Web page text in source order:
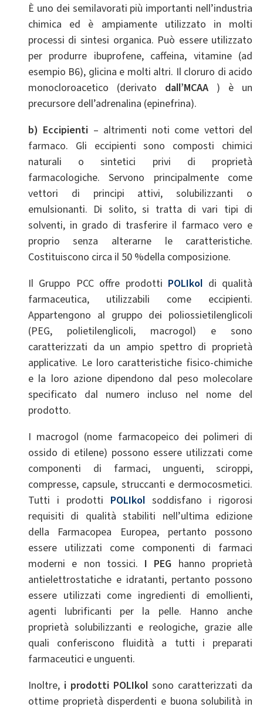
È uno dei semilavorati più importanti nell’industria
chimica ed è ampiamente utilizzato in molti
processi di sintesi organica. Può essere utilizzato
per produrre ibuprofene, caffeina, vitamine (ad
esempio B6), glicina e molti altri. Il cloruro di acido
monocloroacetico (derivato dall’MCAA) è un
precursore dell’adrenalina (epinefrina).
b) Eccipienti – altrimenti noti come vettori del
farmaco. Gli eccipienti sono composti chimici
naturali o sintetici privi di proprietà
farmacologiche. Servono principalmente come
vettori di principi attivi, solubilizzanti o
emulsionanti. Di solito, si tratta di vari tipi di
solventi, in grado di trasferire il farmaco vero e
proprio senza alterarne le caratteristiche.
Costituiscono circa il 50 %della composizione.
Il Gruppo PCC offre prodotti POLIkol di qualità
farmaceutica, utilizzabili come eccipienti.
Appartengono al gruppo dei poliossietilenglicoli
(PEG, polietilenglicoli, macrogol) e sono
caratterizzati da un ampio spettro di proprietà
applicative. Le loro caratteristiche fisico-chimiche
e la loro azione dipendono dal peso molecolare
specificato dal numero incluso nel nome del
prodotto.
I macrogol (nome farmacopeico dei polimeri di
ossido di etilene) possono essere utilizzati come
componenti di farmaci, unguenti, sciroppi,
compresse, capsule, struccanti e dermocosmetici.
Tutti i prodotti POLIkol soddisfano i rigorosi
requisiti di qualità stabiliti nell’ultima edizione
della Farmacopea Europea, pertanto possono
essere utilizzati come componenti di farmaci
moderni e non tossici. I PEG hanno proprietà
antielettrostatiche e idratanti, pertanto possono
essere utilizzati come ingredienti di emollienti,
agenti lubrificanti per la pelle. Hanno anche
proprietà solubilizzanti e reologiche, grazie alle
quali conferiscono fluidità a tutti i preparati
farmaceutici e unguenti.
Inoltre, i prodotti POLIkol sono caratterizzati da
ottime proprietà disperdenti e buona solubilità in